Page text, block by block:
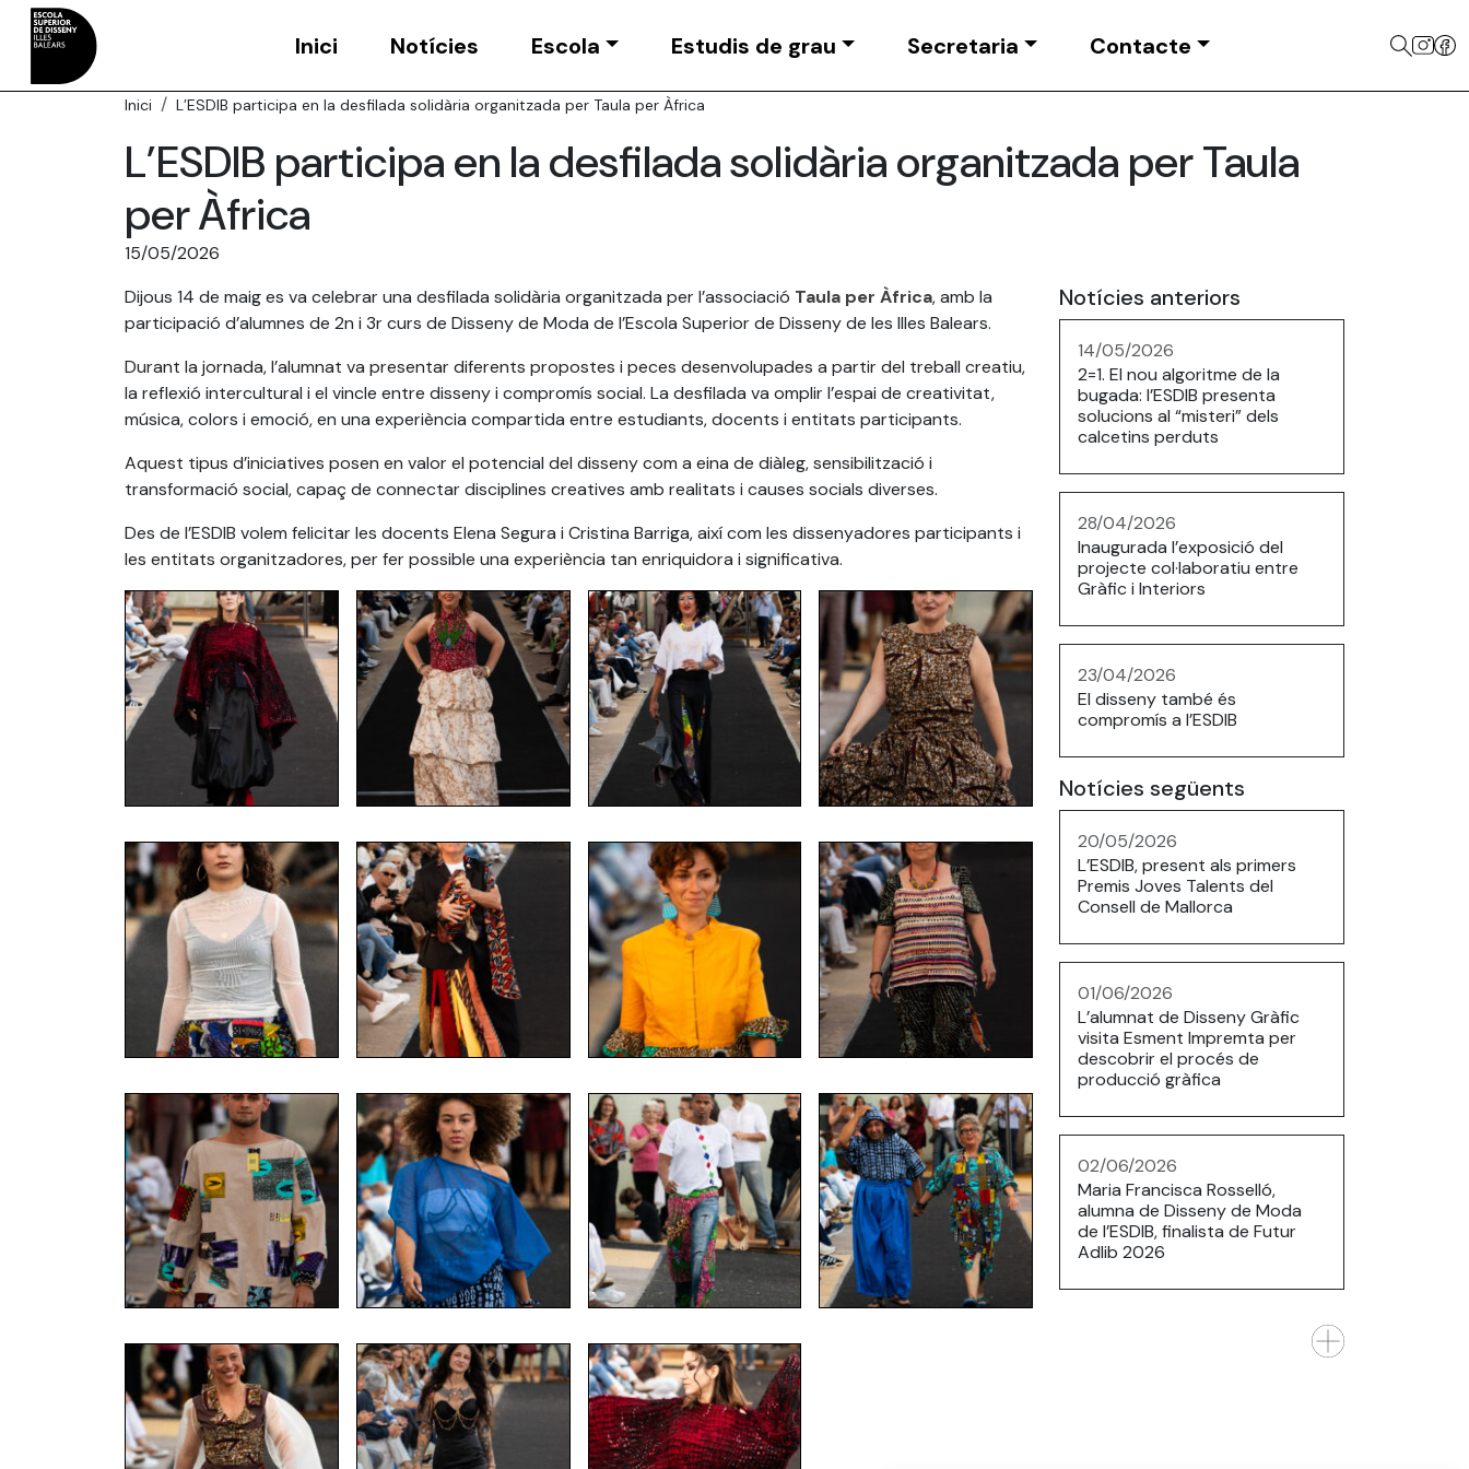
Inici Notícies Escola Estudis de grau Secretaria Contacte
Inici L’ESDIB participa en la desfilada solidària organitzada per Taula per Àfrica
L’ESDIB participa en la desfilada solidària organitzada per Taula
per Àfrica
15/05/2026
Dijous 14 de maig es va celebrar una desfilada solidària organitzada per l’associació Taula per Àfrica, amb la
participació d’alumnes de 2n i 3r curs de Disseny de Moda de l’Escola Superior de Disseny de les Illes Balears.
Durant la jornada, l’alumnat va presentar diferents propostes i peces desenvolupades a partir del treball creatiu,
la reflexió intercultural i el vincle entre disseny i compromís social. La desfilada va omplir l’espai de creativitat,
música, colors i emoció, en una experiència compartida entre estudiants, docents i entitats participants.
Aquest tipus d’iniciatives posen en valor el potencial del disseny com a eina de diàleg, sensibilització i
transformació social, capaç de connectar disciplines creatives amb realitats i causes socials diverses.
Des de l’ESDIB volem felicitar les docents Elena Segura i Cristina Barriga, així com les dissenyadores participants i
les entitats organitzadores, per fer possible una experiència tan enriquidora i significativa.
Notícies anteriors
14/05/2026
2=1. El nou algoritme de la
bugada: l’ESDIB presenta
solucions al “misteri” dels
calcetins perduts
28/04/2026
Inaugurada l’exposició del
projecte col·laboratiu entre
Gràfic i Interiors
23/04/2026
El disseny també és
compromís a l’ESDIB
Notícies següents
20/05/2026
L’ESDIB, present als primers
Premis Joves Talents del
Consell de Mallorca
01/06/2026
L’alumnat de Disseny Gràfic
visita Esment Impremta per
descobrir el procés de
producció gràfica
02/06/2026
Maria Francisca Rosselló,
alumna de Disseny de Moda
de l’ESDIB, finalista de Futur
Adlib 2026